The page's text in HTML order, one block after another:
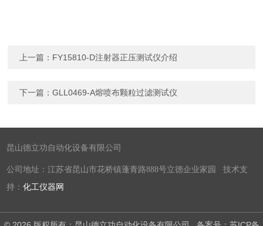
上一篇： FY15810-D注射器正压测试仪介绍
下一篇：GLL0469-A熔喷布颗粒过滤测试仪
昆山德立功自动化设备有限公司
公司地址：江苏省昆山市花桥镇蓬青路888号立德企业家园 技术支
持：化工仪器网